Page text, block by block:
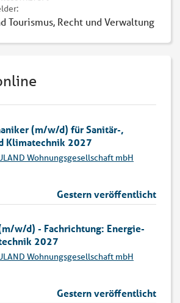
Tourismus, Recht und Verwaltung
(m/w/d) für Sanitär-,
Klimatechnik 2027
Wohnungsgesellschaft mbH
Gestern veröffentlicht
w/d) - Fachrichtung: Energie-
2027
Wohnungsgesellschaft mbH
Gestern veröffentlicht